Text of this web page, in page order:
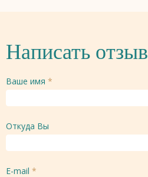
Написать отзыв
Ваше имя *
Откуда Вы
E-mail *